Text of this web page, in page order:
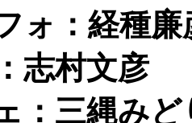
ォ：経種廉
志村文彦
：三縄みど